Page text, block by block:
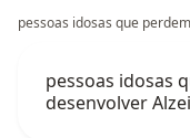
pessoas idosas que
pessoas idosas
desenvolver